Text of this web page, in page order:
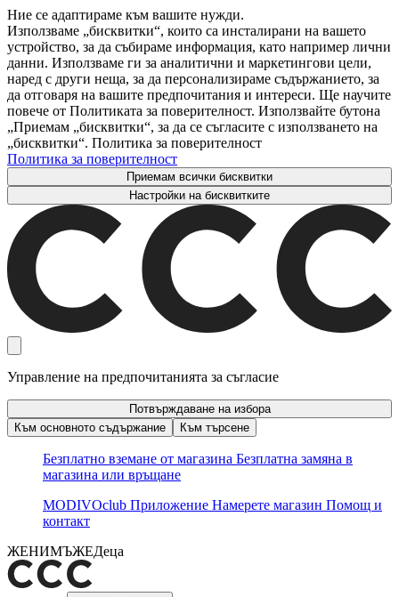
Ние се адаптираме към вашите нужди.
Използваме „бисквитки“, които са инсталирани на вашето
устройство, за да събираме информация, като например лични
данни. Използваме ги за аналитични и маркетингови цели,
наред с други неща, за да персонализираме съдържанието, за
да отговаря на вашите предпочитания и интереси. Ще научите
повече от Политиката за поверителност. Използвайте бутона
„Приемам „бисквитки“, за да се съгласите с използването на
„бисквитки“. Политика за поверителност
Политика за поверителност
Приемам всички бисквитки
Настройки на бисквитките
Управление на предпочитанията за съгласие
Потвърждаване на избора
Към основното съдържание
Към търсене
Безплатно вземане от магазина Безплатна замяна в
магазина или връщане
MODIVOclub Приложение Намерете магазин Помощ и
контакт
ЖЕНИМЪЖЕДеца